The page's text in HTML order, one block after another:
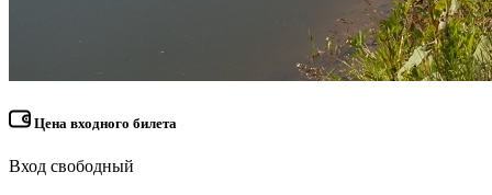
Цена входного билета
Вход свободный